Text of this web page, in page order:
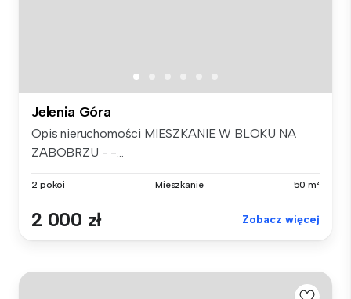
Jelenia Góra
Opis nieruchomości MIESZKANIE W BLOKU NA
ZABOBRZU - -...
2 pokoi Mieszkanie 50 m²
2 000 zł Zobacz więcej